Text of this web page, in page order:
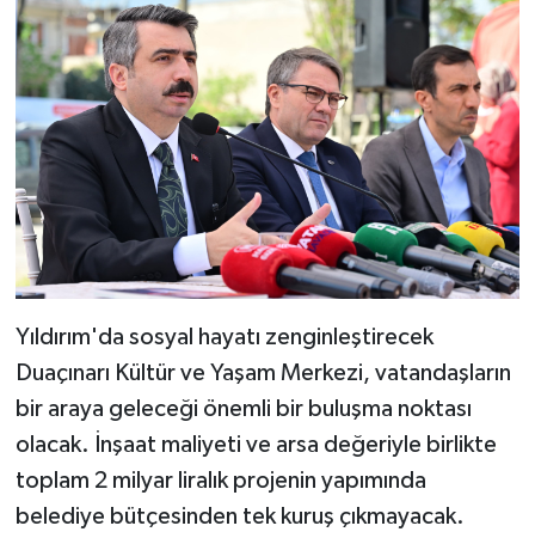
Yıldırım'da sosyal hayatı zenginleştirecek
Duaçınarı Kültür ve Yaşam Merkezi, vatandaşların
bir araya geleceği önemli bir buluşma noktası
olacak. İnşaat maliyeti ve arsa değeriyle birlikte
toplam 2 milyar liralık projenin yapımında
belediye bütçesinden tek kuruş çıkmayacak.